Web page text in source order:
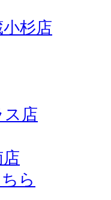
杉店
ス店
ら